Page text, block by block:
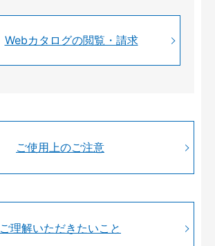
Webカタログの閲覧・請求
ご使用上のご注意
ご理解いただきたいこと